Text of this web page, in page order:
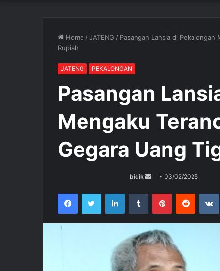
Home /JATENG / Pasangan Lansia di Pekalongan
Rupiah
JATENG PEKALONGAN
Pasangan
Mengaku
Gegara Uang
bidik
d
a
n
e
m
03/02/2025